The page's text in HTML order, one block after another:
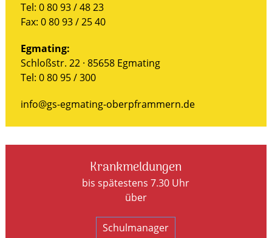
Tel: 0 80 93 / 48 23
Fax: 0 80 93 / 25 40
Egmating:
Schloßstr. 22 · 85658 Egmating
Tel: 0 80 95 / 300
info@gs-egmating-oberpframmern.de
Krankmeldungen
bis spätestens 7.30 Uhr
über
Schulmanager